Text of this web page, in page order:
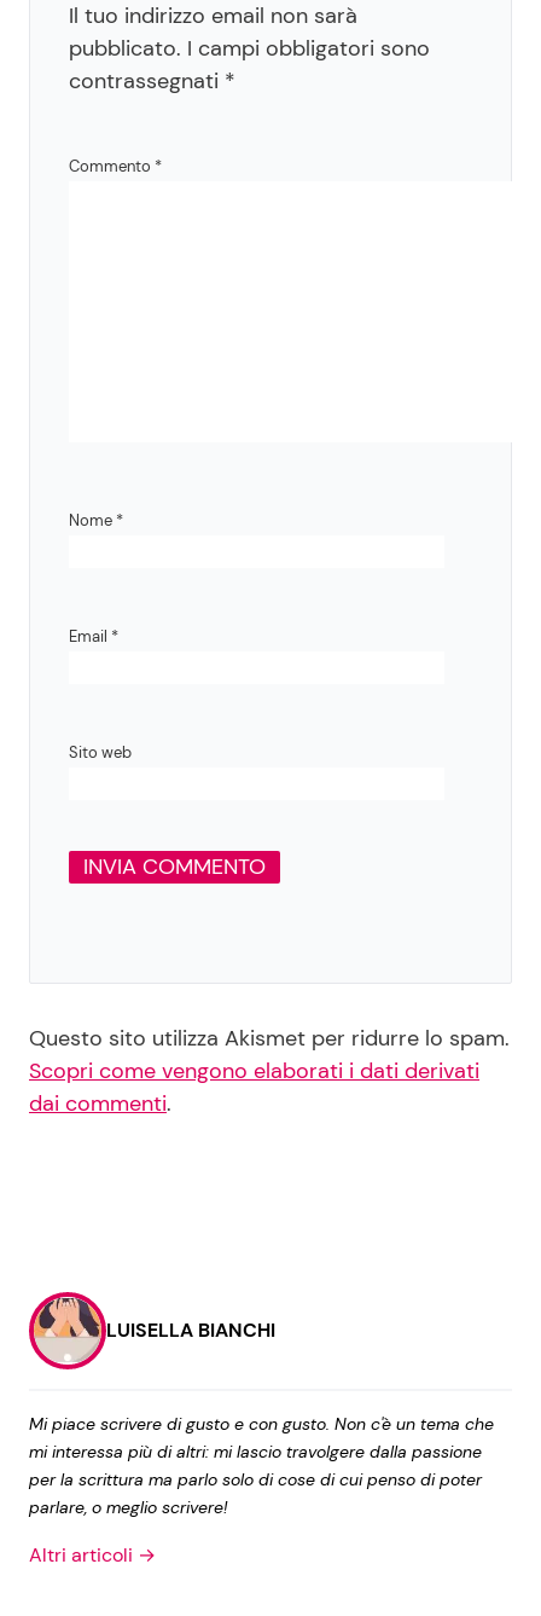
Il tuo indirizzo email non sarà
pubblicato. I campi obbligatori sono
contrassegnati *
Commento *
Nome *
Email *
Sito web
Questo sito utilizza Akismet per ridurre lo spam.
Scopri come vengono elaborati i dati derivati
dai commenti.
LUISELLA BIANCHI
Mi piace scrivere di gusto e con gusto. Non c'è un tema che
mi interessa più di altri: mi lascio travolgere dalla passione
per la scrittura ma parlo solo di cose di cui penso di poter
parlare, o meglio scrivere!
Altri articoli →